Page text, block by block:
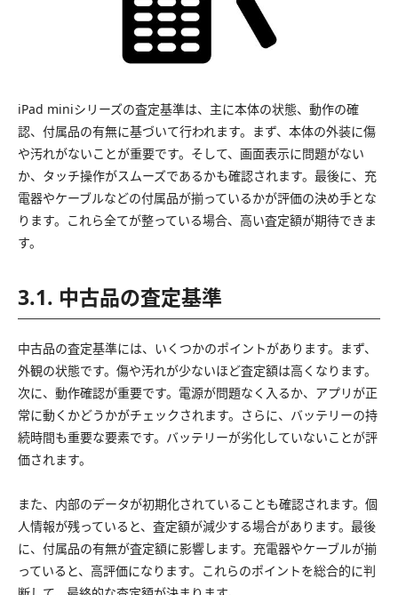
iPad miniシリーズの査定基準は、主に本体の状態、動作の確
認、付属品の有無に基づいて行われます。まず、本体の外装に傷
や汚れがないことが重要です。そして、画面表示に問題がない
か、タッチ操作がスムーズであるかも確認されます。最後に、充
電器やケーブルなどの付属品が揃っているかが評価の決め手とな
ります。これら全てが整っている場合、高い査定額が期待できま
す。
3.1. 中古品の査定基準
中古品の査定基準には、いくつかのポイントがあります。まず、
外観の状態です。傷や汚れが少ないほど査定額は高くなります。
次に、動作確認が重要です。電源が問題なく入るか、アプリが正
常に動くかどうかがチェックされます。さらに、バッテリーの持
続時間も重要な要素です。バッテリーが劣化していないことが評
価されます。
また、内部のデータが初期化されていることも確認されます。個
人情報が残っていると、査定額が減少する場合があります。最後
に、付属品の有無が査定額に影響します。充電器やケーブルが揃
っていると、高評価になります。これらのポイントを総合的に判